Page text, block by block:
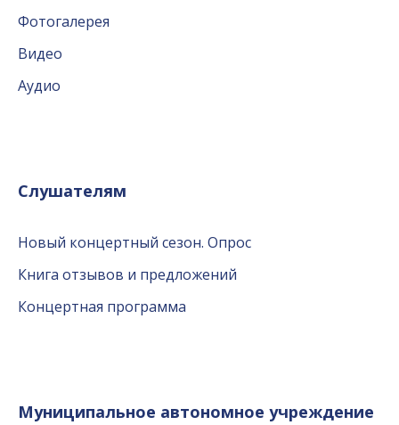
Фотогалерея
Видео
Аудио
Слушателям
Новый концертный сезон. Опрос
Книга отзывов и предложений
Концертная программа
Муниципальное автономное учреждение